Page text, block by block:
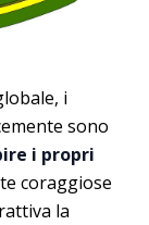
i
sono
i propri
coraggiose
la